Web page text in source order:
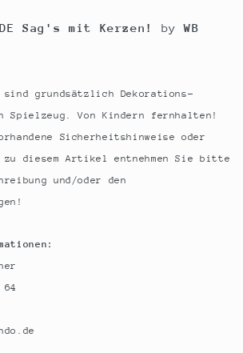
Sag's mit Kerzen! byWB
sind grundsätzlich Dekorations-
Spielzeug. Von Kindern fernhalten!
Sicherheitshinweise oder
zu diesem Artikel entnehmen Sie bitte
und/oder den